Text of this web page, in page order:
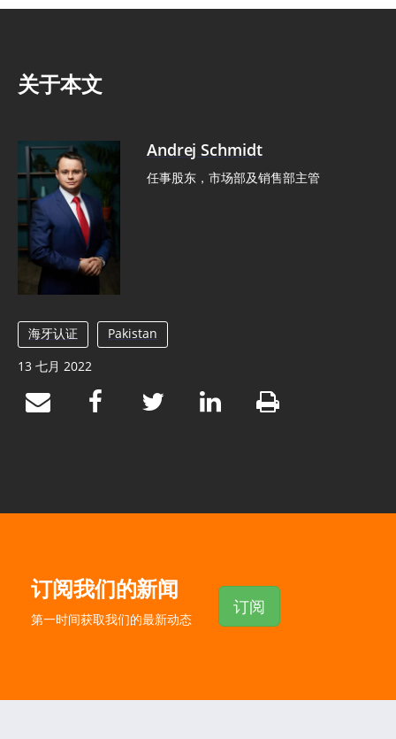
关于本文
Andrej Schmidt
任事股东，市场部及销售部主管
海牙认证
Pakistan
13 七月 2022
订阅我们的新闻
第一时间获取我们的最新动态
订阅